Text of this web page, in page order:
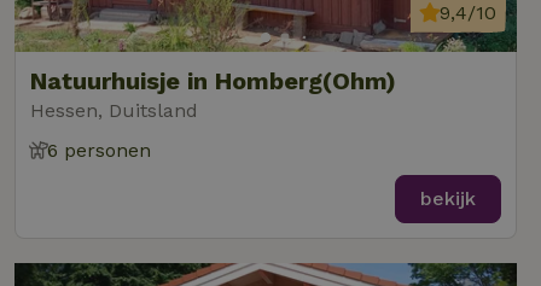
Natuurhuisje in Homberg(Ohm)
Hessen, Duitsland
9,4/10
6 personen
bekijk